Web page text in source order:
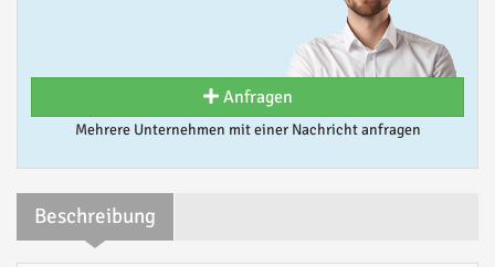
Anfragen
Mehrere Unternehmen mit einer Nachricht anfragen
Beschreibung